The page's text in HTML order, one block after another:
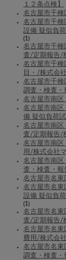
１２条点検】
名古屋市千
名古屋市千
設備 疑似負
(1)
名古屋市千
査/定期報告/
名古屋市千
目・/株式会
名古屋市千
調査・検査
名古屋市南
名古屋市南
備 疑似負荷
名古屋市南
査/定期報告/
名古屋市南
用/株式会社
名古屋市南
査・検査・
名古屋市名
名古屋市名
設備 疑似負
(1)
名古屋市名
査/定期報告/
名古屋市名
費用/株式会
名古屋市名
調査・検査